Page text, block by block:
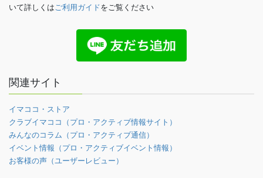
いて詳しくはご利用ガイドをご覧ください
関連サイト
イマココ・ストア
クラブイマココ（プロ・アクティブ情報サイト）
みんなのコラム（プロ・アクティブ通信）
イベント情報（プロ・アクティブイベント情報）
お客様の声（ユーザーレビュー）